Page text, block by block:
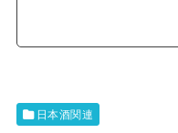
日本酒関連